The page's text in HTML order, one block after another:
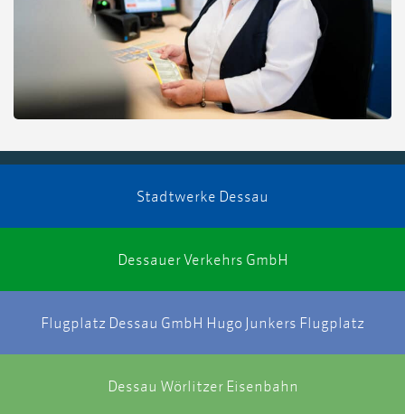
Stadtwerke Dessau
Dessauer Verkehrs GmbH
Flugplatz Dessau GmbH Hugo Junkers Flugplatz
Dessau Wörlitzer Eisenbahn